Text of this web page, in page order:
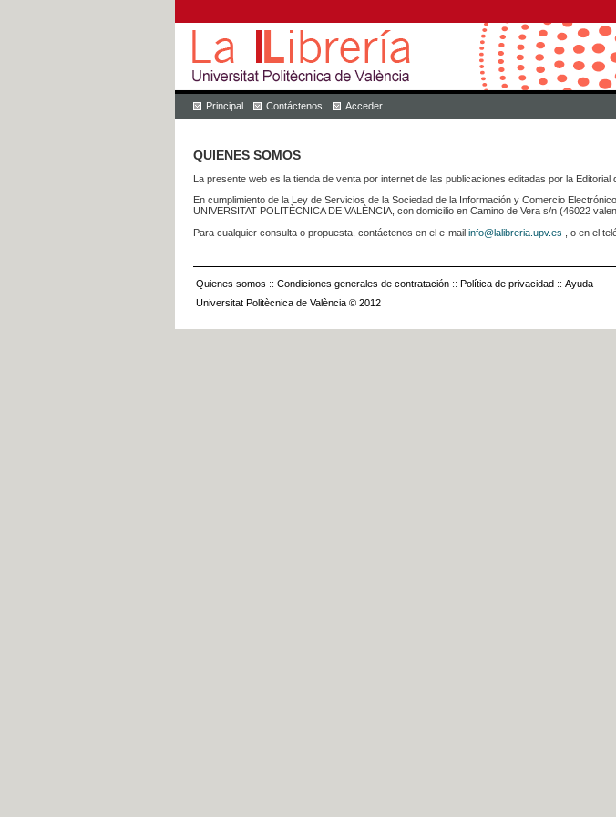
Principal Contáctenos Acceder
QUIENES SOMOS
La presente web es la tienda de venta por internet de las publicaciones editadas por la Editorial
En cumplimiento de la Ley de Servicios de la Sociedad de la Información y Comercio
UNIVERSITAT POLITÈCNICA DE VALÈNCIA, con domicilio en Camino de Vera s/n (46022
Para cualquier consulta o propuesta, contáctenos en el e-mail info@lalibreria.upv.es , o en el
Quienes somos :: Condiciones generales de contratación :: Política de privacidad :: Ayuda
Universitat Politècnica de València © 2012